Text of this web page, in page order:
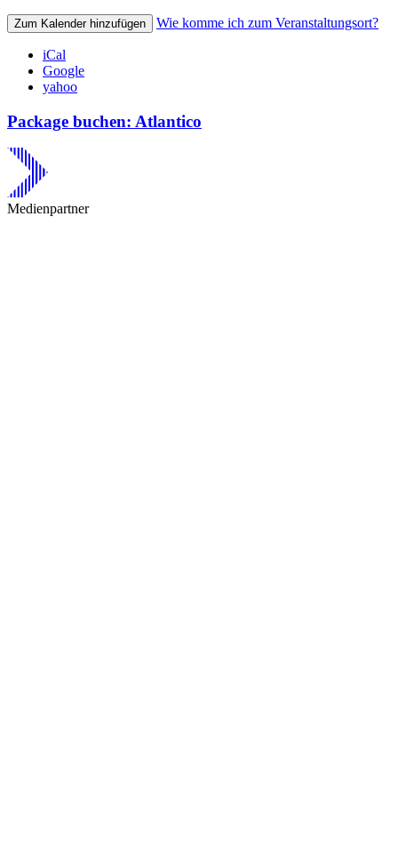
Zum Kalender hinzufügen Wie komme ich zum Veranstaltungsort?
iCal
Google
yahoo
Package buchen: Atlantico
Medienpartner